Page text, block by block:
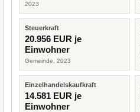
2023
Steuerkraft
20.956 EUR je
Einwohner
Gemeinde, 2023
Einzelhandelskaufkraft
14.581 EUR je
Einwohner